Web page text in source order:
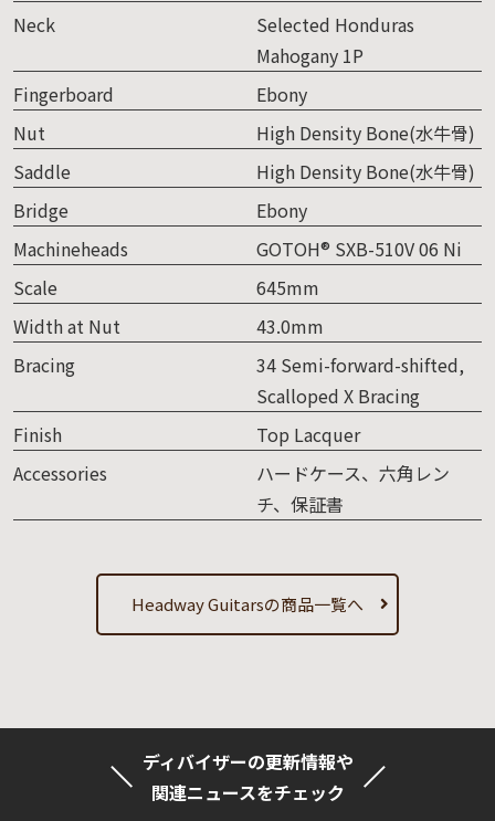
Neck
Selected Honduras
Mahogany 1P
Fingerboard
Ebony
Nut
High Density Bone(水牛骨)
Saddle
High Density Bone(水牛骨)
Bridge
Ebony
Machineheads
GOTOH® SXB-510V 06 Ni
Scale
645mm
Width at Nut
43.0mm
Bracing
34 Semi-forward-shifted,
Scalloped X Bracing
Finish
Top Lacquer
Accessories
ハードケース、六角レン
チ、保証書
Headway Guitarsの商品一覧へ
ディバイザーの更新情報や
関連ニュースをチェック